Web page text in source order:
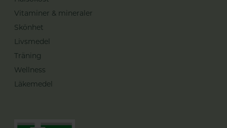
Vitaminer & mineraler
Skönhet
Livsmedel
Träning
Wellness
Läkemedel